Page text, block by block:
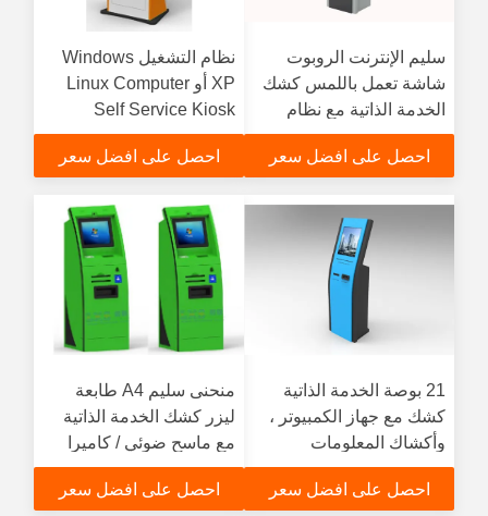
سليم الإنترنت الروبوت
شاشة تعمل باللمس كشك
الخدمة الذاتية مع نظام
قائمة الانتظار
احصل على افضل سعر
نظام التشغيل Windows
XP أو Linux Computer
Self Service Kiosk
Terminal مع لوحة المفاتيح
احصل على افضل سعر
21 بوصة الخدمة الذاتية
كشك مع جهاز الكمبيوتر ،
وأكشاك المعلومات
التفاعلية للمسرح
احصل على افضل سعر
منحنى سليم A4 طابعة
ليزر كشك الخدمة الذاتية
مع ماسح ضوئي / كاميرا
ويب
احصل على افضل سعر